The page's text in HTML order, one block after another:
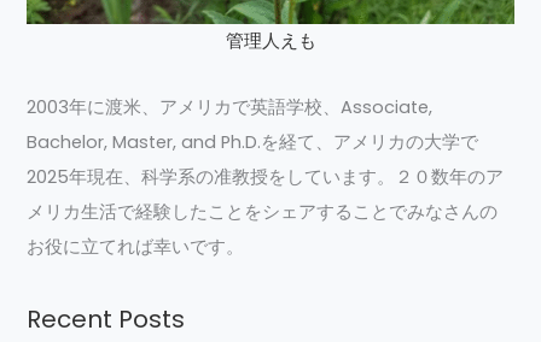
管理人えも
2003年に渡米、アメリカで英語学校、Associate,
Bachelor, Master, and Ph.D.を経て、アメリカの大学で
2025年現在、科学系の准教授をしています。２０数年のア
メリカ生活で経験したことをシェアすることでみなさんの
お役に立てれば幸いです。
Recent Posts